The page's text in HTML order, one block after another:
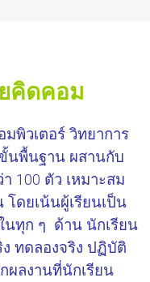
คิดคอม
พิวเตอร์ วิทยาการ
นพื้นฐาน ผสานกับ
100 ตัว เหมาะสม
ดยเน้นผู้เรียนเป็น
นทุก ๆ ด้าน นักเรียน
ทดลองจริง ปฏิบัติ
ผลงานที่นักเรียน